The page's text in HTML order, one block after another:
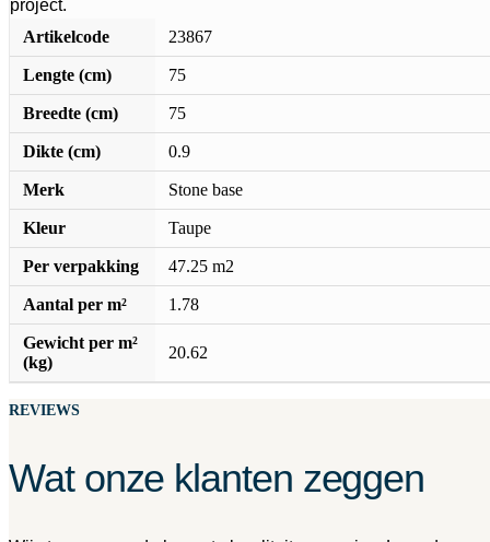
project.
Artikelcode
23867
Lengte (cm) 75
Breedte (cm) 75
Dikte (cm) 0.9
Merk Stone base
Kleur Taupe
Per verpakking 47.25 m2
Aantal per m² 1.78
Gewicht per m²
(kg)
20.62
REVIEWS
Wat onze klanten zeggen